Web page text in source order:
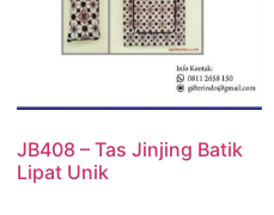
JB408 – Tas Jinjing Batik
Lipat Unik